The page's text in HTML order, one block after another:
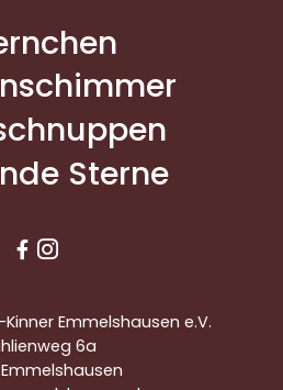
Sterne
 
Emmelshausen e.V.
6a
Emmelshausen